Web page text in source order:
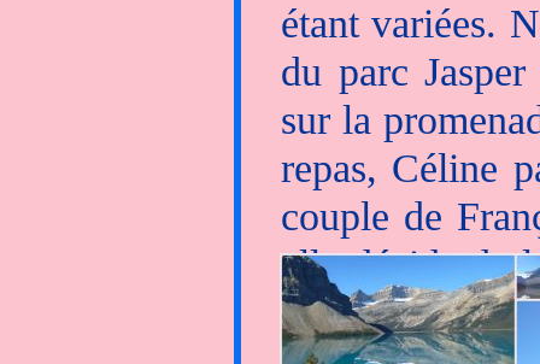
étant variées.
du parc
sur la
repas, Céline
couple de
elle décide de
camping-car,